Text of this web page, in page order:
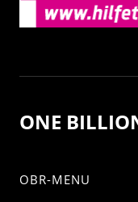
ONE
OBR-MENU